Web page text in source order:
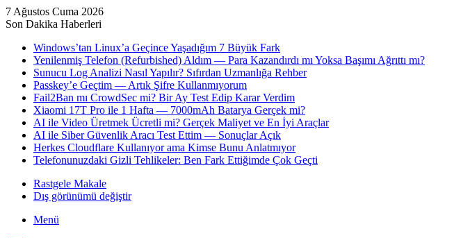
7 Ağustos Cuma 2026
Son Dakika Haberleri
Windows’tan Linux’a Geçince Yaşadığım 7 Büyük Fark
Yenilenmiş Telefon (Refurbished) Aldım — Para Kazandırdı mı Yoksa Başımı Ağrıttı mı?
Sunucu Log Analizi Nasıl Yapılır? Sıfırdan Uzmanlığa Rehber
Passkey’e Geçtim — Artık Şifre Kullanmıyorum
Fail2Ban mı CrowdSec mi? Bir Ay Test Edip Karar Verdim
Xiaomi 17T Pro ile 1 Hafta — 7000mAh Batarya Gerçek mi?
AI ile Video Üretmek Ücretli mi? Gerçek Maliyet ve En İyi Araçlar
AI ile Siber Güvenlik Aracı Test Ettim — Sonuçlar Açık
Herkes Cloudflare Kullanıyor ama Kimse Bunu Anlatmıyor
Telefonunuzdaki Gizli Tehlikeler: Ben Fark Ettiğimde Çok Geçti
Rastgele Makale
Dış görünümü değiştir
Menü